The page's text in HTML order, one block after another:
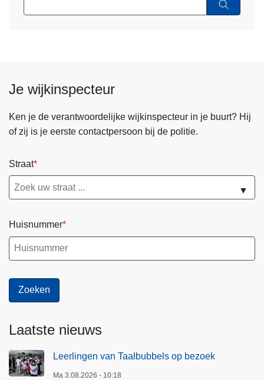
Je wijkinspecteur
Ken je de verantwoordelijke wijkinspecteur in je buurt? Hij
of zij is je eerste contactpersoon bij de politie.
Straat
▼
Huisnummer
Laatste nieuws
Leerlingen van Taalbubbels op bezoek
Ma 3.08.2026 - 10:18